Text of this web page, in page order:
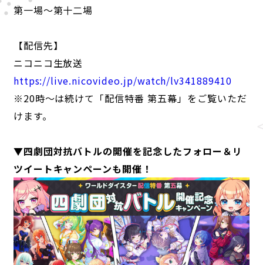
第一場～第十二場
【配信先】
ニコニコ生放送
https://live.nicovideo.jp/watch/lv341889410
※20時～は続けて「配信特番 第五幕」をご覧いただ
けます。
▼四劇団対抗バトルの開催を記念したフォロー＆リ
ツイートキャンペーンも開催！